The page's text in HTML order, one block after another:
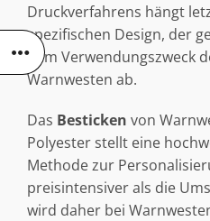
Druckverfahrens hängt
spezifischen Design, der
dem Verwendungszweck
Warnwesten ab.
Das Besticken von
Polyester stellt eine
Methode zur
preisintensiver als die
wird daher bei